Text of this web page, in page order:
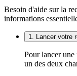
Besoin d'aide sur la
informations
1. Lancer votre
Pour lancer une
un des deux